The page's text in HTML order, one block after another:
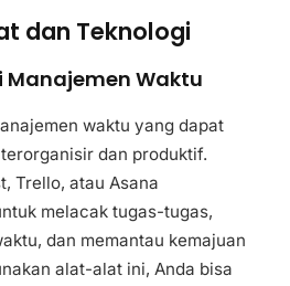
dan Teknologi
Manajemen Waktu
waktu yang dapat
dan produktif.
Trello, atau Asana
melacak tugas-tugas,
dan memantau kemajuan
alat-alat ini, Anda bisa